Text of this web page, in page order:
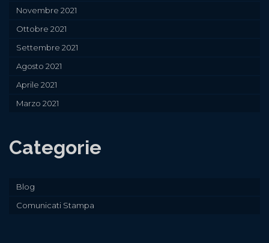
Novembre 2021
Ottobre 2021
Settembre 2021
Agosto 2021
Aprile 2021
Marzo 2021
Categorie
Blog
Comunicati Stampa